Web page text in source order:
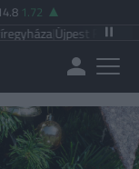
1.72
|Újpest FC4-2Debreceni